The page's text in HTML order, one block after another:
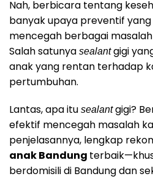
Nah, berbicara tentang
banyak upaya preventif
mencegah berbagai
Salah satunya sealantgigi
anak yang rentan terhadap
pertumbuhan.
Lantas, apa itu sealantgigi?
efektif mencegah masalah
penjelasannya, lengkap
anak Bandung
berdomisili di Bandung dan